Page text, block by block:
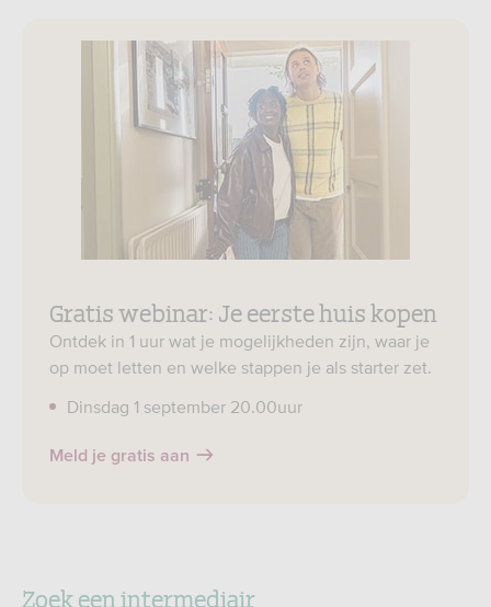
Gratis webinar: Je eerste huis kopen
Ontdek in 1 uur wat je mogelijkheden zijn, waar je
op moet letten en welke stappen je als starter zet.
Dinsdag 1 september 20.00uur
Meld je gratis aan
Zoek een intermediair